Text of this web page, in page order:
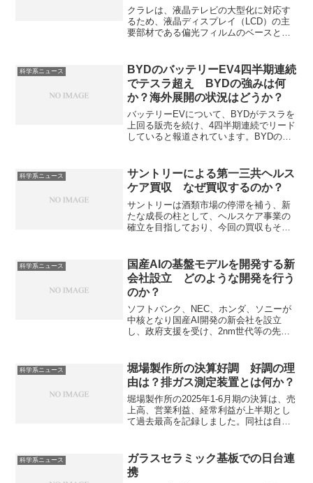
理由は何か？
クラレは、液晶テレビの大型化に対応す
るため、液晶ディスプレイ（LCD）の主
要部材である偏光フィルムのベースとな
ィルムはポバール（PVA）を延伸・染色
することで、光の偏光を制御し、鮮明な
映像表示に不可欠な役割を果たします。
どのように偏光を制御しているのかを知
ることができます。
科学系ニュース
BYDのバッテリーEV4四半期連続
でテスラ超え BYDの強みは何
か？海外展開の状況はどうか？
バッテリーEVについて、BYDがテスラを
上回る販売を続け、4四半期連続でリード
していると報道されています。BYDの強
科学系ニュース
サントリーによる第一三共ヘルス
ケア買収 なぜ買収するのか？
サントリーは酒類市場の停滞を補う、新
たな成長の柱として、ヘルスケア事業の
確立を目指しており、今回の買収もその
ことができます。
科学系ニュース
国産AIの基盤モデルを開発する新
会社設立 どのような開発を行う
のか？
ソフトバンク、NEC、ホンダ、ソニーが
中核となり国産AI開発の新会社を設立
し、政府支援を受け、2nm世代等の先端
設立したのか、各企業の役割は何か知る
ことができます。
科学系ニュース
堀場製作所の決算好調 好調の理
由は？排ガス測定装置とは何か？
堀場製作所の2025年1-6月期の決算は、売
上高、営業利益、経常利益が上半期とし
て過去最高を記録しました。同社は自動
ーです。主力製品である排ガス測定装置
とその仕組みを知ることができます。
科学系ニュース
ガラスセラミック基板での日台連
携